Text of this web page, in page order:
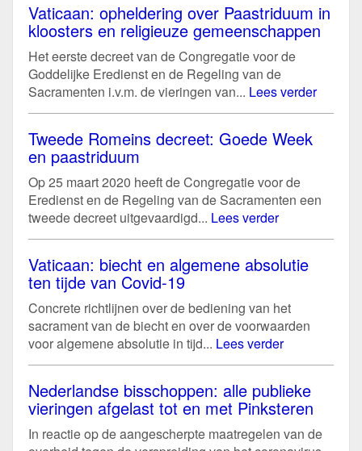
Vaticaan: opheldering over Paastriduum in
kloosters en religieuze gemeenschappen
Het eerste decreet van de Congregatie voor de
Goddelijke Eredienst en de Regeling van de
Sacramenten i.v.m. de vieringen van... Lees verder
Tweede Romeins decreet: Goede Week
en paastriduum
Op 25 maart 2020 heeft de Congregatie voor de
Eredienst en de Regeling van de Sacramenten een
tweede decreet uitgevaardigd... Lees verder
Vaticaan: biecht en algemene absolutie
ten tijde van Covid-19
Concrete richtlijnen over de bediening van het
sacrament van de biecht en over de voorwaarden
voor algemene absolutie in tijd... Lees verder
Nederlandse bisschoppen: alle publieke
vieringen afgelast tot en met Pinksteren
In reactie op de aangescherpte maatregelen van de